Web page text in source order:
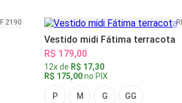
2190
Vestido midi Fátima terracota
R$ 179,00
12x de R$ 17,30
R$ 175,00no PIX
P M G GG